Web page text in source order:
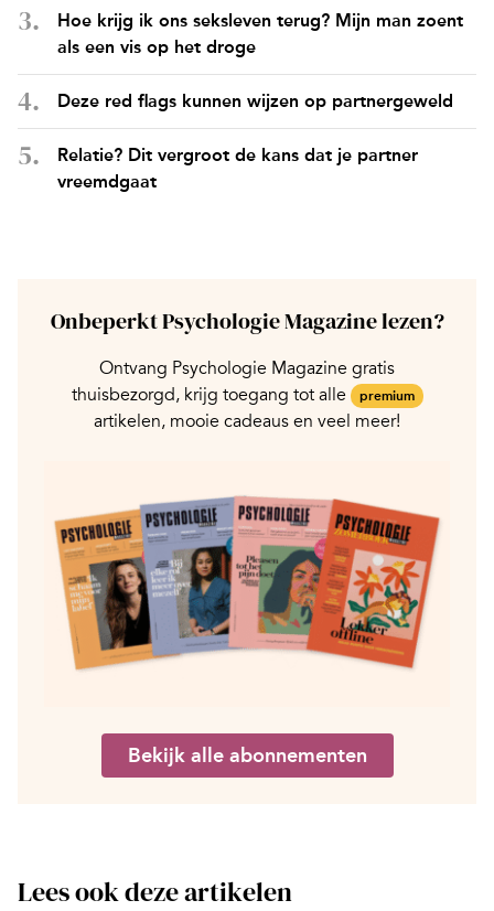
Hoe krijg ik ons seksleven terug? Mijn man zoent
als een vis op het droge
Deze red flags kunnen wijzen op partnergeweld
Relatie? Dit vergroot de kans dat je partner
vreemdgaat
Onbeperkt Psychologie Magazine lezen?
Ontvang Psychologie Magazine gratis
thuisbezorgd, krijg toegang tot alle
premium
artikelen, mooie cadeaus en veel meer!
Bekijk alle abonnementen
Lees ook deze artikelen